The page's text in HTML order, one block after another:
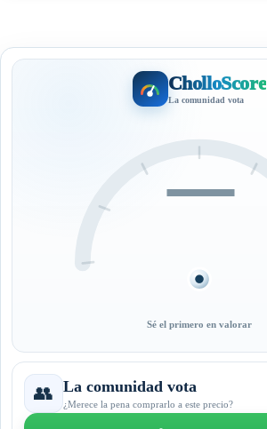
CholloScore
La comunidad vota
—
Sé el primero en valorar
👥 La comunidad vota
¿Merece la pena comprarlo a este precio?